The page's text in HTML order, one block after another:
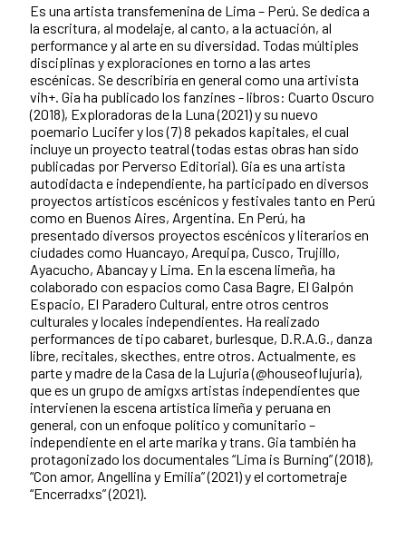
Es una artista transfemenina de Lima – Perú. Se dedica a
la escritura, al modelaje, al canto, a la actuación, al
performance y al arte en su diversidad. Todas múltiples
disciplinas y exploraciones en torno a las artes
escénicas. Se describiría en general como una artivista
vih+. Gia ha publicado los fanzines - libros: Cuarto Oscuro
(2018), Exploradoras de la Luna (2021) y su nuevo
poemario Lucifer y los (7) 8 pekados kapitales, el cual
incluye un proyecto teatral (todas estas obras han sido
publicadas por Perverso Editorial). Gia es una artista
autodidacta e independiente, ha participado en diversos
proyectos artísticos escénicos y festivales tanto en Perú
como en Buenos Aires, Argentina. En Perú, ha
presentado diversos proyectos escénicos y literarios en
ciudades como Huancayo, Arequipa, Cusco, Trujillo,
Ayacucho, Abancay y Lima. En la escena limeña, ha
colaborado con espacios como Casa Bagre, El Galpón
Espacio, El Paradero Cultural, entre otros centros
culturales y locales independientes. Ha realizado
performances de tipo cabaret, burlesque, D.R.A.G., danza
libre, recitales, skecthes, entre otros. Actualmente, es
parte y madre de la Casa de la Lujuria (@houseoflujuria),
que es un grupo de amigxs artistas independientes que
intervienen la escena artística limeña y peruana en
general, con un enfoque político y comunitario –
independiente en el arte marika y trans. Gia también ha
protagonizado los documentales “Lima is Burning” (2018),
“Con amor, Angellina y Emilia” (2021) y el cortometraje
“Encerradxs” (2021).